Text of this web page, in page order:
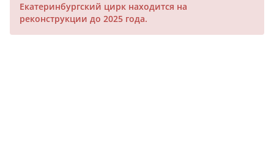
Екатеринбургский цирк находится на
реконструкции до 2025 года.